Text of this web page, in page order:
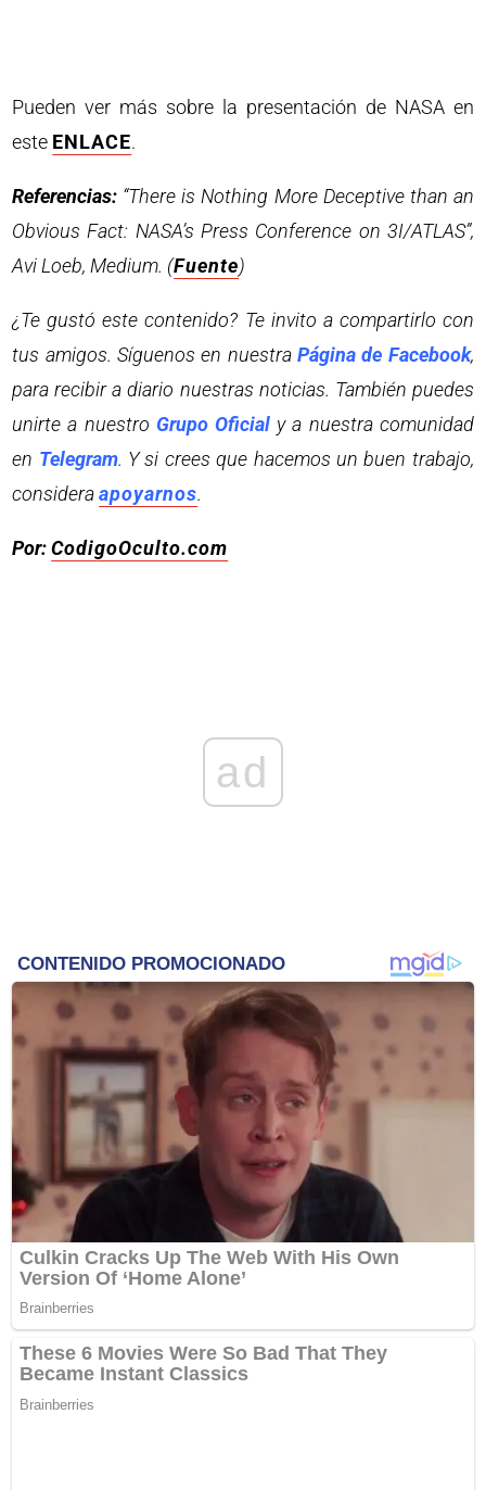
Pueden ver más sobre la presentación de NASA en
este ENLACE.
Referencias: “There is Nothing More Deceptive than an
Obvious Fact: NASA’s Press Conference on 3I/ATLAS”,
Avi Loeb, Medium. (Fuente)
¿Te gustó este contenido? Te invito a compartirlo con
tus amigos. Síguenos en nuestraPágina de Facebook,
para recibir a diario nuestras noticias. También puedes
unirte a nuestro Grupo Oficial y a nuestra comunidad
en Telegram. Y si crees que hacemos un buen trabajo,
consideraapoyarnos.
Por:CodigoOculto.com
ad